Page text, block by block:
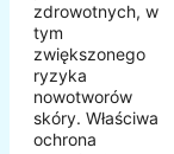
zdrowotnych, w
tym
zwiększonego
ryzyka
nowotworów
skóry. Właściwa
ochrona